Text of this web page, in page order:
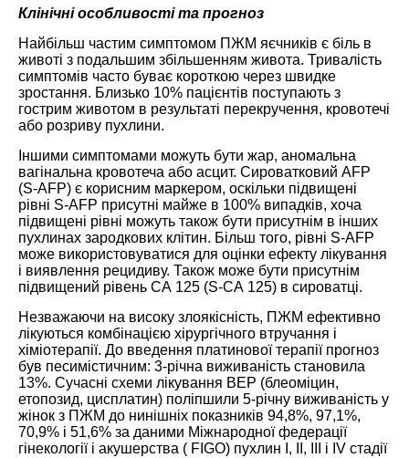
Клінічні особливості та прогноз
Найбільш частим симптомом ПЖМ яєчників є біль в
животі з подальшим збільшенням живота. Тривалість
симптомів часто буває короткою через швидке
зростання. Близько 10% пацієнтів поступають з
гострим животом в результаті перекручення, кровотечі
або розриву пухлини.
Іншими симптомами можуть бути жар, аномальна
вагінальна кровотеча або асцит. Сироватковий AFP
(S-AFP) є корисним маркером, оскільки підвищені
рівні S-AFP присутні майже в 100% випадків, хоча
підвищені рівні можуть також бути присутнім в інших
пухлинах зародкових клітин. Більш того, рівні S-AFP
може використовуватися для оцінки ефекту лікування
і виявлення рецидиву. Також може бути присутнім
підвищений рівень СА 125 (S-СА 125) в сироватці.
Незважаючи на високу злоякісність, ПЖМ ефективно
лікуються комбінацією хірургічного втручання і
хіміотерапії. До введення платинової терапії прогноз
був песимістичним: 3-річна виживаність становила
13%. Сучасні схеми лікування BEP (блеоміцин,
етопозид, цисплатин) поліпшили 5-річну виживаність у
жінок з ПЖМ до нинішніх показників 94,8%, 97,1%,
70,9% і 51,6% за даними Міжнародної федерації
гінекології і акушерства ( FIGO) пухлин I, II, III і IV стадії